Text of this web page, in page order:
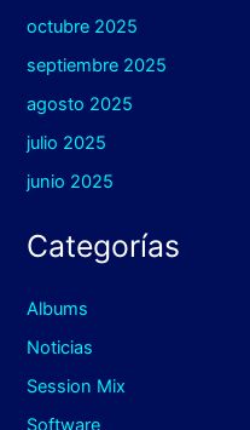
octubre 2025
septiembre 2025
agosto 2025
julio 2025
junio 2025
Categorías
Albums
Noticias
Session Mix
Software